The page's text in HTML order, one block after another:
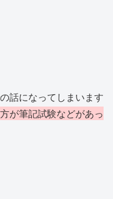
話になってしまいます
が筆記試験などがあっ